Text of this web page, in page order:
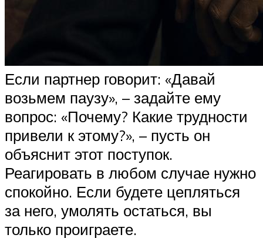
Если партнер говорит: «Давай
возьмем паузу», – задайте ему
вопрос: «Почему? Какие трудности
привели к этому?», – пусть он
объяснит этот поступок.
Реагировать в любом случае нужно
спокойно. Если будете цепляться
за него, умолять остаться, вы
только проиграете.